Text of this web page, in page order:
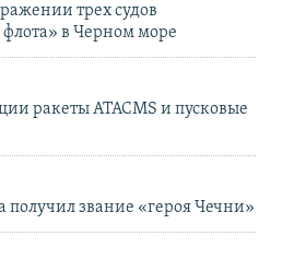
трех судов
флота» в Черном море
ракеты ATACMS и пусковые
звание «героя Чечни»